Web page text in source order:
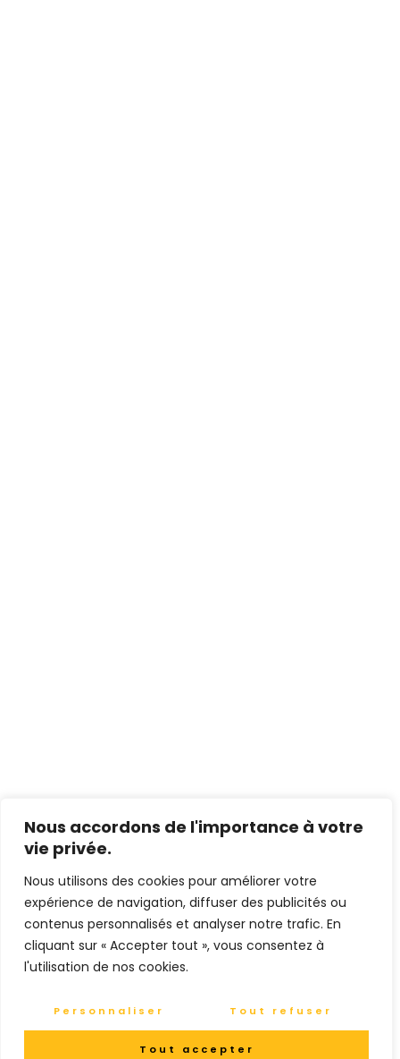
Nous accordons de l'importance à votre
vie privée.
Nous utilisons des cookies pour améliorer votre
expérience de navigation, diffuser des publicités ou
contenus personnalisés et analyser notre trafic. En
cliquant sur « Accepter tout », vous consentez à
l'utilisation de nos cookies.
Personnaliser Tout refuser
Tout accepter